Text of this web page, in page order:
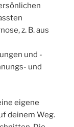
z. B. aus
und -
und
eigene
deinem Weg.